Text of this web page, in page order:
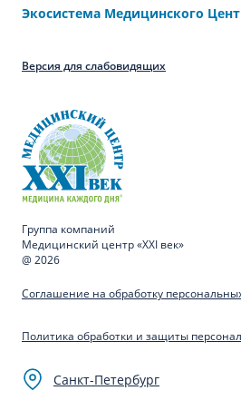
Экосистема Медицинского
Версия для слабовидящих
Группа компаний
Медицинский центр «XXI век»
@ 2026
Соглашение на обработку
Политика обработки и защиты
Санкт-Петербург